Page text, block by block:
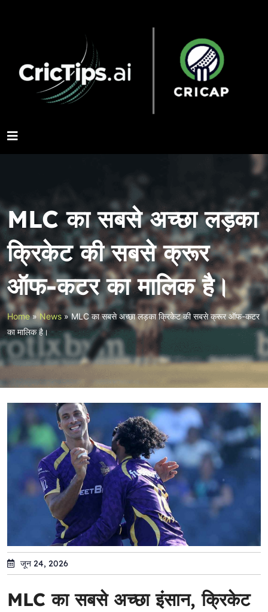
MLC का सबसे अच्छा लड़का
क्रिकेट की सबसे क्रूर
ऑफ-कटर का मालिक है।
Home»News»MLC का सबसे अच्छा लड़का क्रिकेट की सबसे क्रूर ऑफ-कटर
का मालिक है।
जून 24, 2026
MLC का सबसे अच्छा इंसान, क्रिकेट